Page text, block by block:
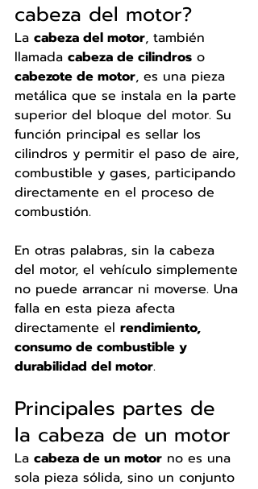
cabeza del motor?
La cabeza del motor, también
llamada cabeza de cilindros o
cabezote de motor, es una pieza
metálica que se instala en la parte
superior del bloque del motor. Su
función principal es sellar los
cilindros y permitir el paso de aire,
combustible y gases, participando
directamente en el proceso de
combustión.
En otras palabras, sin la cabeza
del motor, el vehículo simplemente
no puede arrancar ni moverse. Una
falla en esta pieza afecta
directamente el rendimiento,
consumo de combustible y
durabilidad del motor.
Principales partes de
la cabeza de un motor
La cabeza de un motor no es una
sola pieza sólida, sino un conjunto